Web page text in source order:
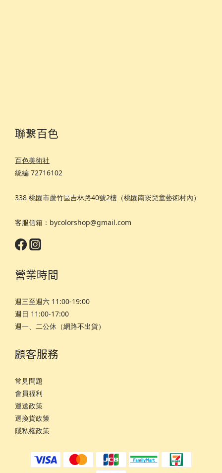
聯繫百色
百色美術社
統編 72716102
338 桃園市蘆竹區吉林路40號2樓（桃園南崁兒童藝術村內）
客服信箱：bycolorshop@gmail.com
營業時間
週三至週六 11:00-19:00
週日 11:00-17:00
週一、二公休（網路不出貨）
顧客服務
常見問題
會員福利
運送政策
退換貨政策
隱私權政策